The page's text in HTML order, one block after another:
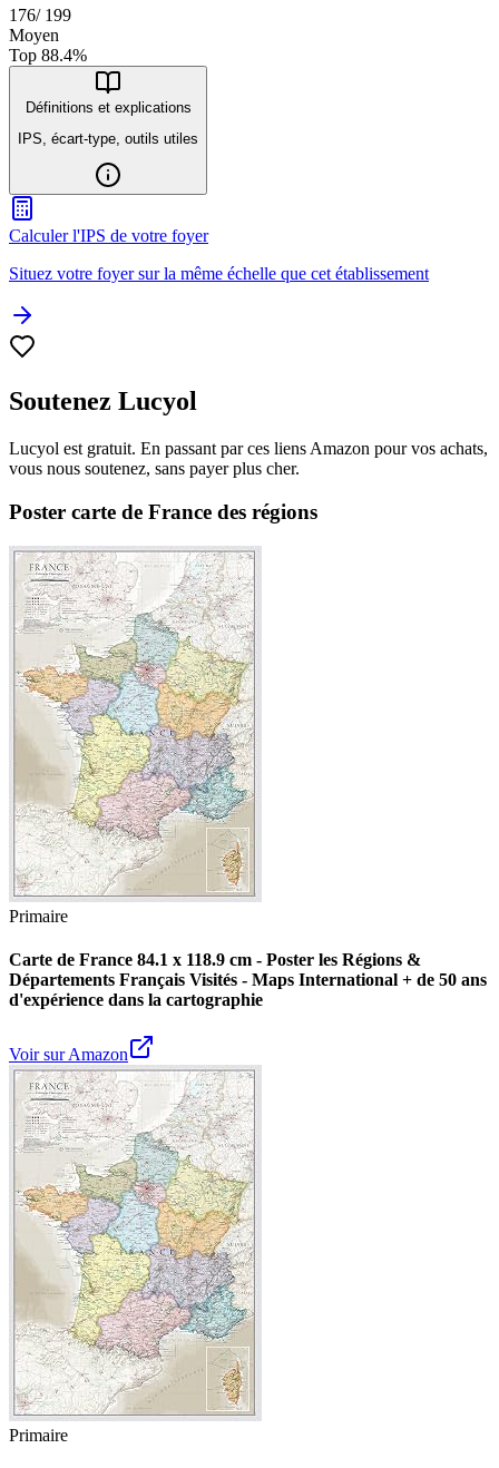
176/ 199
Moyen
Top 88.4%
Définitions et explications
IPS, écart-type, outils utiles
Calculer l'IPS de votre foyer
Situez votre foyer sur la même échelle que cet établissement
Soutenez Lucyol
Lucyol est gratuit. En passant par ces liens Amazon pour vos achats,
vous nous soutenez, sans payer plus cher.
Poster carte de France des régions
Primaire
Carte de France 84.1 x 118.9 cm - Poster les Régions &
Départements Français Visités - Maps International + de 50 ans
d'expérience dans la cartographie
Voir sur Amazon
Primaire